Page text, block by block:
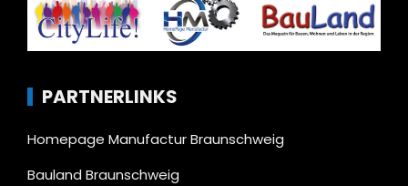
PARTNERLINKS
Homepage Manufactur Braunschweig
Bauland Braunschweig